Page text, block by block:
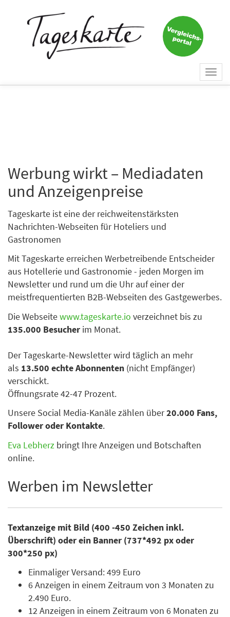
Werbung wirkt – Mediadaten
und Anzeigenpreise
Tageskarte ist eine der reichweitenstärksten
Nachrichten-Webseiten für Hoteliers und
Gastronomen
Mit Tageskarte erreichen Werbetreibende Entscheider
aus Hotellerie und Gastronomie - jeden Morgen im
Newsletter und rund um die Uhr auf einer der
meistfrequentierten B2B-Webseiten des Gastgewerbes.
Die Webseitewww.tageskarte.io verzeichnet bis zu
135.000 Besucher im Monat.
Der Tageskarte-Newsletter wird täglich an mehr
als 13.500 echte Abonnenten (nicht Empfänger)
verschickt.
Öffnungsrate 42-47 Prozent.
Unsere Social Media-Kanäle zählen über20.000 Fans,
Follower oder Kontakte.
Eva Lebherz bringt Ihre Anzeigen und Botschaften
online.
Werben im Newsletter
Textanzeige mit Bild (400 -450 Zeichen inkl.
Überschrift) oder ein Banner (737*492 px oder
300*250 px)
Einmaliger Versand: 499 Euro
6 Anzeigen in einem Zeitraum von 3 Monaten zu
2.490 Euro.
12 Anzeigen in einem Zeitraum von 6 Monaten zu